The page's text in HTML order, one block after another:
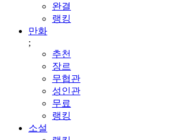
완결
랭킹
만화
;
추천
장르
무협관
성인관
무료
랭킹
소설